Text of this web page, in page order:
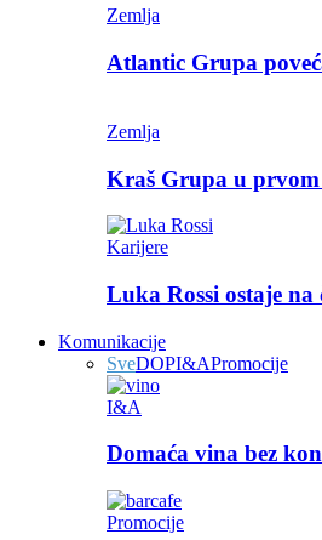
Zemlja
Atlantic Grupa
Zemlja
Kraš Grupa u
Karijere
Luka Rossi ostaje na
Komunikacije
SveDOPI&APromocije
I&A
Domaća vina bez
Promocije